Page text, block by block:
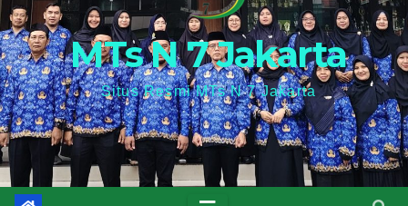
MTs N 7 Jakarta
Situs Resmi MTs N 7 Jakarta